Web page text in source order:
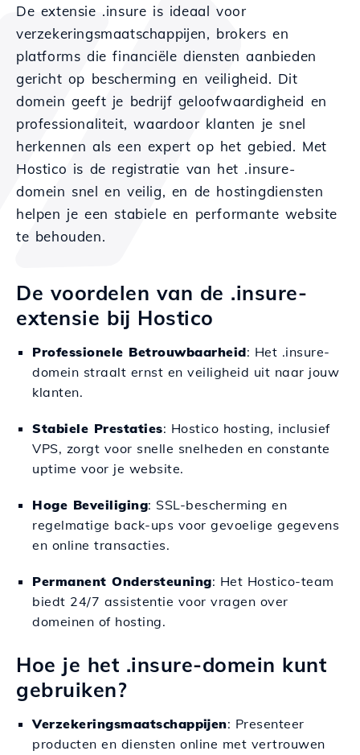
De extensie .insure is ideaal voor
verzekeringsmaatschappijen, brokers en
platforms die financiële diensten aanbieden
gericht op bescherming en veiligheid. Dit
domein geeft je bedrijf geloofwaardigheid en
professionaliteit, waardoor klanten je snel
herkennen als een expert op het gebied. Met
Hostico is de registratie van het .insure-
domein snel en veilig, en de hostingdiensten
helpen je een stabiele en performante website
te behouden.
De voordelen van de .insure-
extensie bij Hostico
Professionele Betrouwbaarheid: Het .insure-
domein straalt ernst en veiligheid uit naar jouw
klanten.
Stabiele Prestaties: Hostico hosting, inclusief
VPS, zorgt voor snelle snelheden en constante
uptime voor je website.
Hoge Beveiliging: SSL-bescherming en
regelmatige back-ups voor gevoelige gegevens
en online transacties.
Permanent Ondersteuning: Het Hostico-team
biedt 24/7 assistentie voor vragen over
domeinen of hosting.
Hoe je het .insure-domein kunt
gebruiken?
Verzekeringsmaatschappijen: Presenteer
producten en diensten online met vertrouwen